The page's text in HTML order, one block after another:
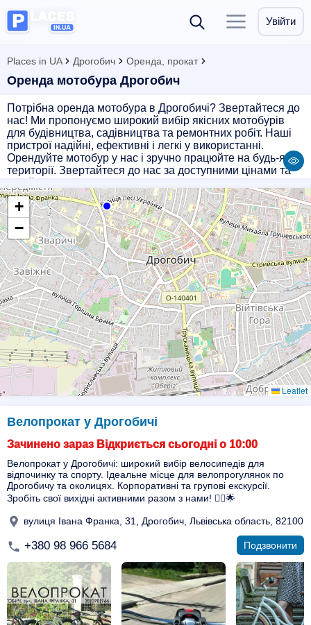
Увійти
Places in UA Дрогобич Оренда, прокат
Оренда мотобура Дрогобич
Потрібна оренда мотобура в Дрогобичі? Звертайтеся до
нас! Ми пропонуємо широкий вибір якісних мотобурів
для будівництва, садівництва та ремонтних робіт. Наші
пристрої надійні, ефективні і легкі у використанні.
Орендуйте мотобур у нас і зручно працюйте на будь-якій
території. Звертайтеся до нас за доступними цінами та
+
−
Leaflet
Велопрокат у Дрогобичі
Зачинено зараз Відкриється сьогодні о 10:00
Велопрокат у Дрогобичі: широкий вибір велосипедів для
відпочинку та спорту. Ідеальне місце для велопрогулянок по
Дрогобичу та околицях. Корпоративні та групові екскурсії.
Зробіть свої вихідні активними разом з нами! 🚴‍♂️🌟
вулиця Івана Франка, 31, Дрогобич, Львівська область, 82100
+380 98 966 5684 Подзвонити